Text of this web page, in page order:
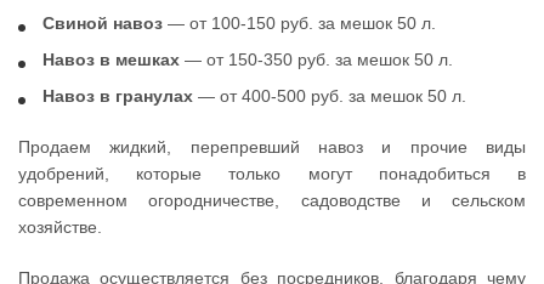
Свиной навоз — от 100-150 руб. за мешок 50 л.
Навоз в мешках — от 150-350 руб. за мешок 50 л.
Навоз в гранулах — от 400-500 руб. за мешок 50 л.
Продаем жидкий, перепревший навоз и прочие виды
удобрений, которые только могут понадобиться в
современном огородничестве, садоводстве и сельском
хозяйстве.
Продажа осуществляется без посредников, благодаря чему